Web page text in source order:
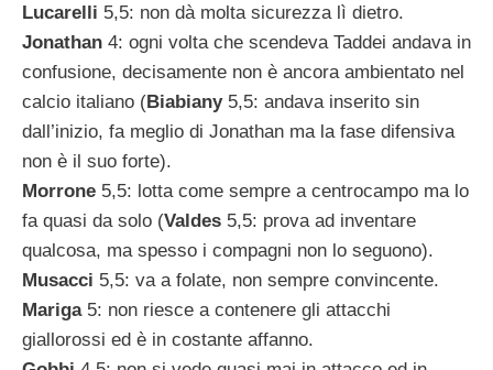
Lucarelli 5,5: non dà molta sicurezza lì dietro.
Jonathan 4: ogni volta che scendeva Taddei andava in
confusione, decisamente non è ancora ambientato nel
calcio italiano (Biabiany5,5: andava inserito sin
dall’inizio, fa meglio di Jonathan ma la fase difensiva
non è il suo forte).
Morrone 5,5: lotta come sempre a centrocampo ma lo
fa quasi da solo (Valdes 5,5: prova ad inventare
qualcosa, ma spesso i compagni non lo seguono).
Musacci 5,5: va a folate, non sempre convincente.
Mariga5: non riesce a contenere gli attacchi
giallorossi ed è in costante affanno.